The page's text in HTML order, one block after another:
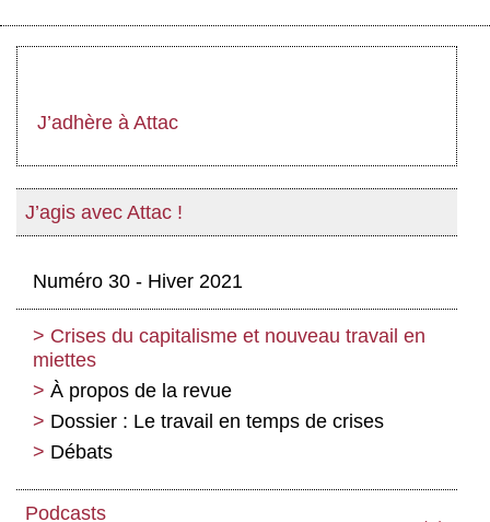
J’adhère à Attac
J’agis avec Attac !
Numéro 30 - Hiver 2021
Crises du capitalisme et nouveau travail en
miettes
À propos de la revue
Dossier : Le travail en temps de crises
Le capitalisme est-il en crise ?
mondiale
Débats
capitalisme mondial sous tension
Podcasts